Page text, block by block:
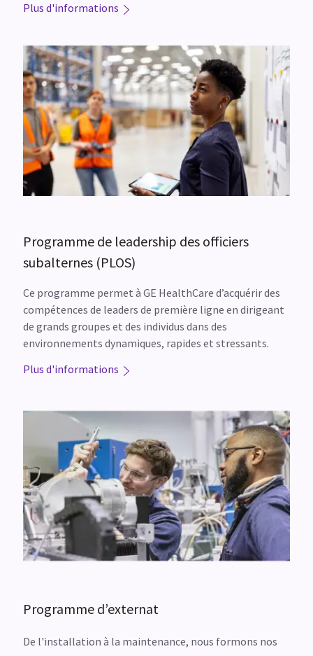
Plus d'informations
Programme de leadership des officiers
subalternes (PLOS)
Ce programme permet à GE HealthCare d’acquérir des
compétences de leaders de première ligne en dirigeant
de grands groupes et des individus dans des
environnements dynamiques, rapides et stressants.
Plus d'informations
Programme d’externat
De l'installation à la maintenance, nous formons nos